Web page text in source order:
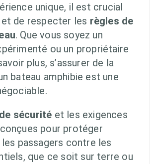
unique, il est crucial
de respecter les règles de
. Que vous soyez un
ou un propriétaire
plus, s’assurer de la
bateau amphibie est une
sécurité et les exigences
pour protéger
les passagers contre les
que ce soit sur terre ou